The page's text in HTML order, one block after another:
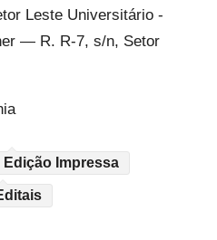
Leste Universitário -
— R. R-7, s/n, Setor
Edição Impressa